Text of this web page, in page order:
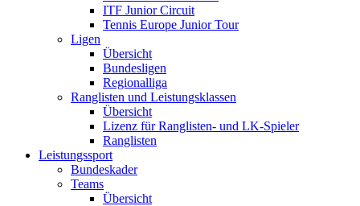
ITF Junior Circuit
Tennis Europe Junior Tour
Ligen
Übersicht
Bundesligen
Regionalliga
Ranglisten und Leistungsklassen
Übersicht
Lizenz für Ranglisten- und LK-Spieler
Ranglisten
Leistungssport
Bundeskader
Teams
Übersicht